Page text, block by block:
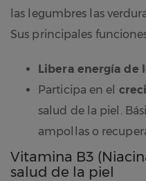
las legumbres las
Sus principales
Libera energía de
Participa en el
salud de la piel.
ampollas o
Vitamina B3
salud de la piel